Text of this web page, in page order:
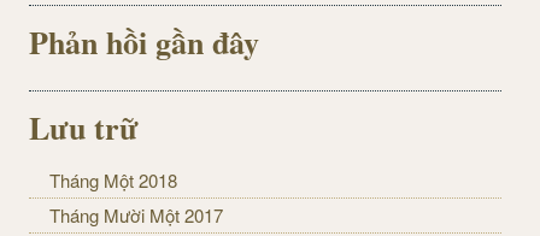
Phản hồi gần đây
Lưu trữ
Tháng Một 2018
Tháng Mười Một 2017